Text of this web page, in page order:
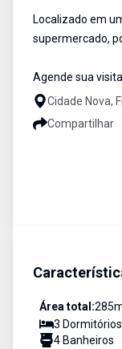
Localizado em
supermercado,
Agende sua
Cidade Nova,
Compartilhar
Área total:285
3 Dormitórios
4 Banheiros